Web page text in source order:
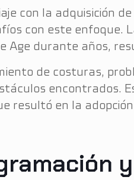
con la adquisición
con este enfoque.
Age durante años,
de costuras,
encontrados.
resultó en la